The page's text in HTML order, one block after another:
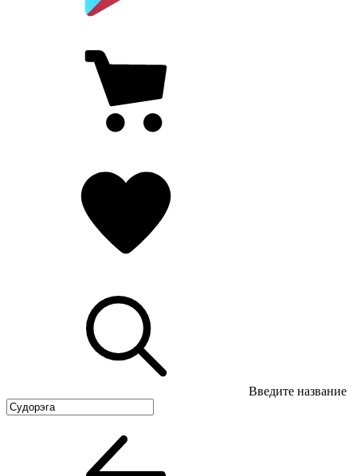
Введите название